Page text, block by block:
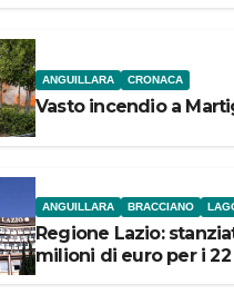
ANGUILLARA CRONACA
Vasto incendio a
ANGUILLARA BRACCIANO
Regione Lazio:
milioni di euro per i